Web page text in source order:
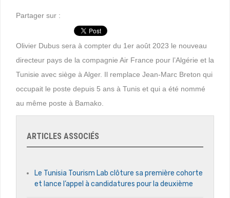
Partager sur :
Olivier Dubus sera à compter du 1er août 2023 le nouveau
directeur pays de la compagnie Air France pour l’Algérie et la
Tunisie avec siège à Alger. Il remplace Jean-Marc Breton qui
occupait le poste depuis 5 ans à Tunis et qui a été nommé
au même poste à Bamako.
ARTICLES ASSOCIÉS
Le Tunisia Tourism Lab clôture sa première cohorte
et lance l’appel à candidatures pour la deuxième